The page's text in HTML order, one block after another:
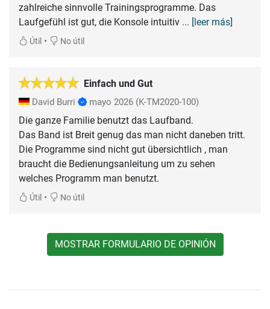
zahlreiche sinnvolle Trainingsprogramme. Das
Laufgefühl ist gut, die Konsole intuitiv ... [leer más]
Útil • No útil
Einfach und Gut
David Burri mayo 2026 (K-TM2020-100)
Die ganze Familie benutzt das Laufband.
Das Band ist Breit genug das man nicht daneben tritt.
Die Programme sind nicht gut übersichtlich , man
braucht die Bedienungsanleitung um zu sehen
welches Programm man benutzt.
Útil • No útil
MOSTRAR FORMULARIO DE OPINIÓN